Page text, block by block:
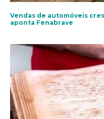
Vendas de automóveis
aponta Fenabrave